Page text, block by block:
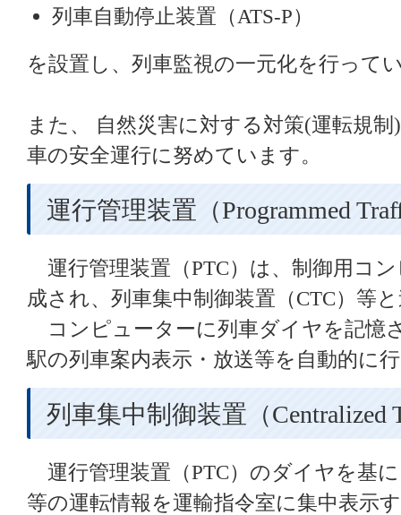
列車自動停止装置（ATS-P）
を設置し、列車監視の一元化を行って
また、 自然災害に対する対策(運転規
車の安全運行に努めています。
運行管理装置（Programmed
運行管理装置（PTC）は、制御用コ
成され、列車集中制御装置（CTC）等
コンピューターに列車ダイヤを記憶
駅の列車案内表示・放送等を自動的に
列車集中制御装置（Centralized
運行管理装置（PTC）のダイヤを基
等の運転情報を運輸指令室に集中表示